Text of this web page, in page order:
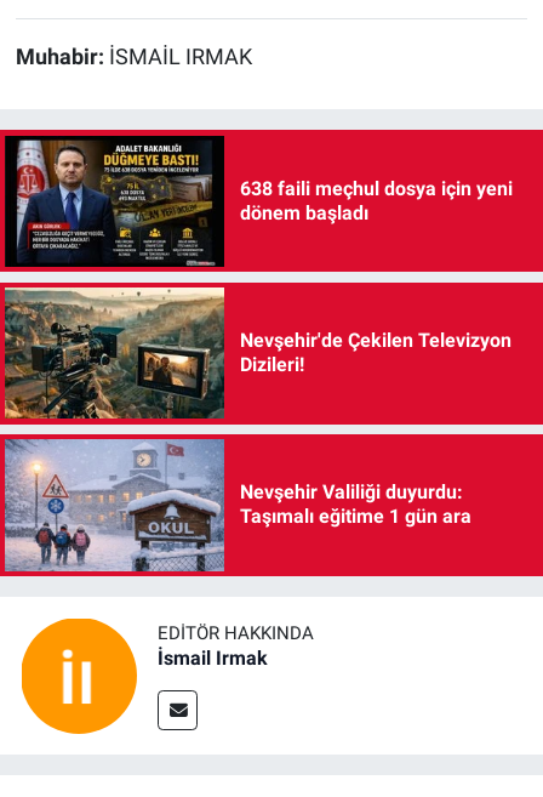
Muhabir: İSMAİL IRMAK
638 faili meçhul dosya için yeni
dönem başladı
Nevşehir'de Çekilen Televizyon
Dizileri!
Nevşehir Valiliği duyurdu:
Taşımalı eğitime 1 gün ara
EDITÖR HAKKINDA
İsmail Irmak